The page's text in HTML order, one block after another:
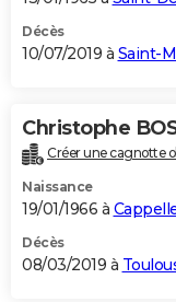
Décès
10/07/2019 à Saint-
Christophe
Créer une cagnotte
Naissance
19/01/1966 à
Décès
08/03/2019 à